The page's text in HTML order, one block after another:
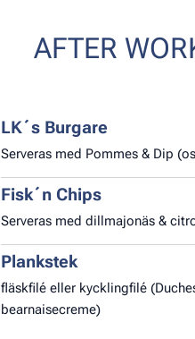
AFTER
LK´s Burgare
Serveras med Pommes & Dip
Fisk´n Chips
Serveras med dillmajonäs &
Plankstek
fläskfilé eller kycklingfilé
bearnaisecreme)